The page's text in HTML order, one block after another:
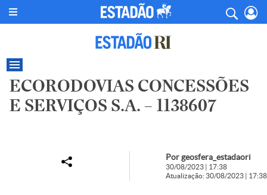
ECORODOVIAS CONCESSÕES
E SERVIÇOS S.A. – 1138607
Por geosfera_estadaori
30/08/2023 | 17:38
Atualização: 30/08/2023 | 17:38